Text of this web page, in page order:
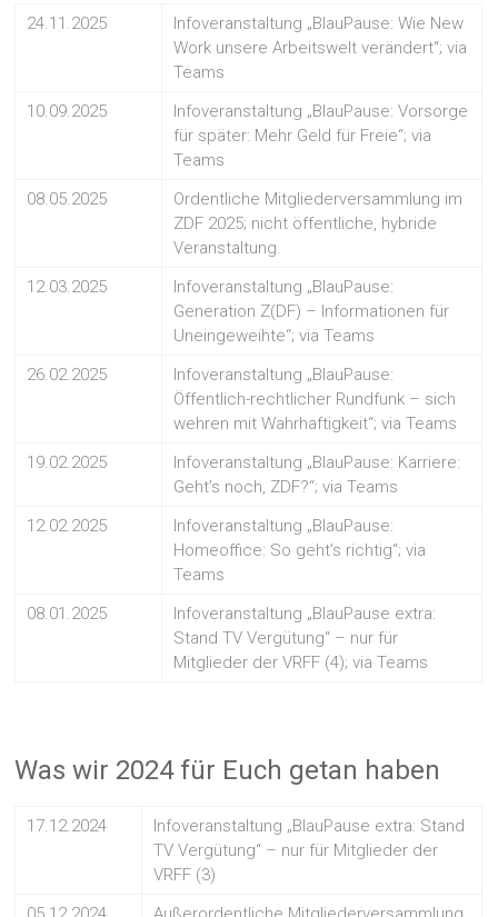
24.11.2025
Infoveranstaltung „BlauPause: Wie New
Work unsere Arbeitswelt verändert“; via
Teams
10.09.2025
Infoveranstaltung „BlauPause: Vorsorge
für später: Mehr Geld für Freie“; via
Teams
08.05.2025
Ordentliche Mitgliederversammlung im
ZDF 2025; nicht öffentliche, hybride
Veranstaltung.
12.03.2025
Infoveranstaltung „BlauPause:
Generation Z(DF) – Informationen für
Uneingeweihte“; via Teams
26.02.2025
Infoveranstaltung „BlauPause:
Öffentlich-rechtlicher Rundfunk – sich
wehren mit Wahrhaftigkeit“; via Teams
19.02.2025
Infoveranstaltung „BlauPause: Karriere:
Geht’s noch, ZDF?“; via Teams
12.02.2025
Infoveranstaltung „BlauPause:
Homeoffice: So geht’s richtig“; via
Teams
08.01.2025
Infoveranstaltung „BlauPause extra:
Stand TV Vergütung“ – nur für
Mitglieder der VRFF (4); via Teams
Was wir 2024 für Euch getan haben
17.12.2024
Infoveranstaltung „BlauPause extra: Stand
TV Vergütung“ – nur für Mitglieder der
VRFF (3)